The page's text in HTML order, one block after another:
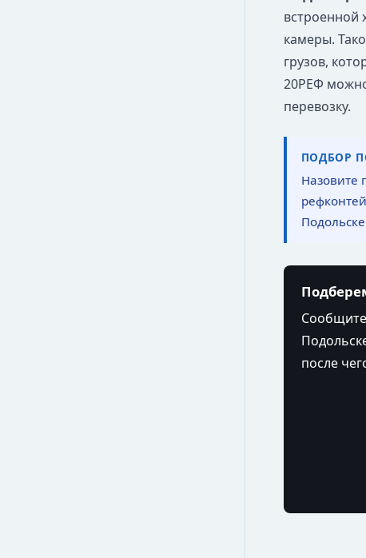
встроенной
камеры.
грузов,
20РЕФ
перевозку.
ПОДБОР
Назовите
после